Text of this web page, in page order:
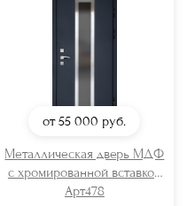
от 55 000 руб.
Металлическая дверь МДФ
с хромированной вставкой
и стеклом
Арт478